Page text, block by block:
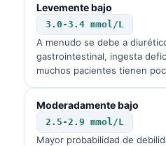
Levemente bajo
3.0-3.4 mmol/L
A menudo se debe a
gastrointestinal, ingesta
muchos pacientes tienen
Moderadamente bajo
2.5-2.9 mmol/L
Mayor probabilidad de